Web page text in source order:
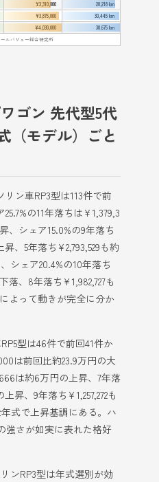
¥3,310,000
28,218 km
¥3,875,000
30,445 km
¥4,030,000
30,675 km
ールバリュー総合研究所
ゴン 先代型5代
（モデル）ごと
ン車RP3型は113件で前
の11年落ちは¥1,379,3
、シェア15.0%の9年落ち
昇、5年落ち¥2,793,529も約
シェア20.4%の10年落ち
落、8年落ち¥1,982,727も
よって動きが完全に分か
型は46件で前回41件か
は前回比約23.9万円の大
は約6万円の上昇、7年落
昇、9年落ち¥1,257,272も
式で上昇基調にある。ハ
強さが如実に表れた格好
ンRP3型は年式選別が効